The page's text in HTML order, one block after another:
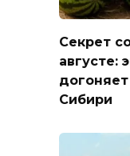
Секрет
августе:
Сибири